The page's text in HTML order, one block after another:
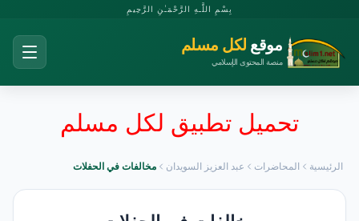
بِسْمِ اللَّـهِ الرَّحْمَـٰنِ الرَّحِيمِ
موقع لكل مسلم
منصة المحتوى الإسلامي
تحميل تطبيق لكل مسلم
الرئيسية المحاضرات عبد العزيز السويدان مخالفات في الحفلات